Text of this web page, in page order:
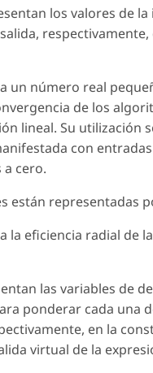
los valores de la
un número real
de los
lineal. Su utilización
con
a cero.
están representadas
la eficiencia radial de
las variables de
ponderar cada una
en la
virtual de la